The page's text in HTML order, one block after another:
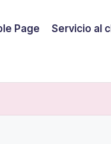
Page Servicio al